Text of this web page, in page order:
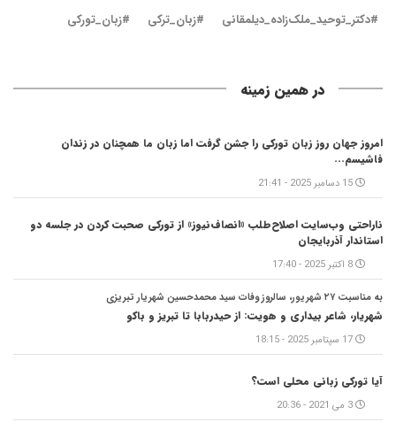
#دکتر_توحید_ملک‌زاده_دیلمقانی #زبان_ترکی #زبان_تورکی
در همین زمینه
امروز جهان روز زبان تورکی را جشن گرفت اما زبان ما همچنان در زندان
فاشیسم...
15 دسامبر 2025 - 21:41
ناراحتی وب‌سایت اصلاح‌طلب «انصاف‌نیوز» از تورکی صحبت کردن در جلسه دو
استاندار آذربایجان
8 اکتبر 2025 - 17:40
به مناسبت ۲۷ شهریور، سالروز وفات سید محمدحسین شهریار تبریزی
شهریار، شاعر بیداری و هویت: از حیدربابا تا تبریز و باکو
17 سپتامبر 2025 - 18:15
آیا تورکی زبانی محلی است؟
3 می 2021 - 20:36